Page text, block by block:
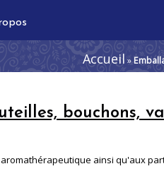
Accueil »
bouchons,
ainsi qu'aux